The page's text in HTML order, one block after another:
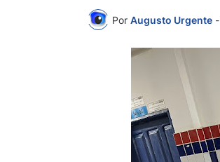
Por Augusto Urgente -